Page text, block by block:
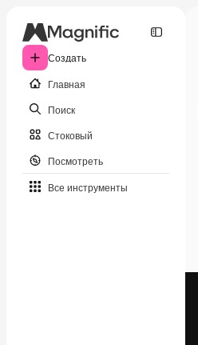
Создать
Главная
Поиск
Стоковый
Посмотреть
Все инструменты